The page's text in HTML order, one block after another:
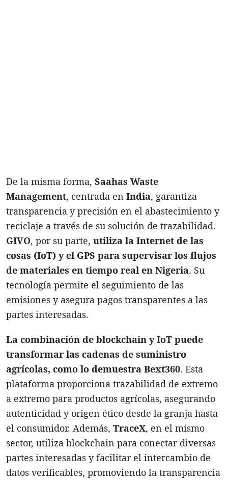
De la misma forma, Saahas Waste
Management, centrada en India, garantiza
transparencia y precisión en el abastecimiento y
reciclaje a través de su solución de trazabilidad.
GIVO, por su parte, utiliza la Internet de las
cosas (IoT) y el GPS para supervisar los flujos
de materiales en tiempo real en Nigeria. Su
tecnología permite el seguimiento de las
emisiones y asegura pagos transparentes a las
partes interesadas.
La combinación de blockchain y IoT puede
transformar las cadenas de suministro
agrícolas, como lo demuestra Bext360. Esta
plataforma proporciona trazabilidad de extremo
a extremo para productos agrícolas, asegurando
autenticidad y origen ético desde la granja hasta
el consumidor. Además, TraceX, en el mismo
sector, utiliza blockchain para conectar diversas
partes interesadas y facilitar el intercambio de
datos verificables, promoviendo la transparencia